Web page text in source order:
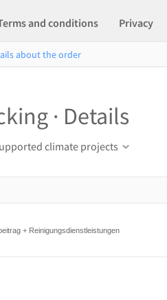
and conditions Privacy
about the order
· Details
climate projects
+ Reinigungsdienstleistungen